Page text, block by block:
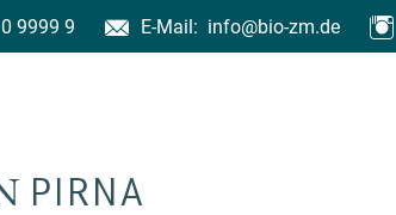
9999 9 E-Mail: info@bio-zm.de